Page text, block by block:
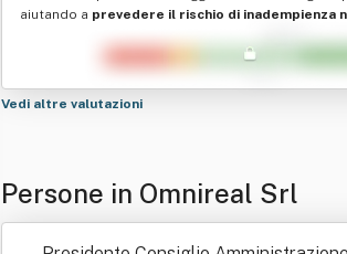
aiutando a prevedere il rischio di inadempienza
Vedi altre valutazioni
Persone in Omnireal Srl